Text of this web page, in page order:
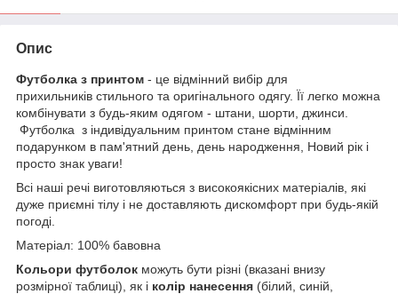
Опис
Футболка з принтом - це відмінний вибір для
прихильників стильного та оригінального одягу. Її легко можна
комбінувати з будь-яким одягом - штани, шорти, джинси.
Футболка з індивідуальним принтом стане відмінним
подарунком в пам'ятний день, день народження, Новий рік і
просто знак уваги!
Всі наші речі виготовляються з високоякісних матеріалів, які
дуже приємні тілу і не доставляють дискомфорт при будь-якій
погоді.
Матеріал: 100% бавовна
Кольори футболок можуть бути різні (вказані внизу
розмірної таблиці), як і колір нанесення (білий, синій,